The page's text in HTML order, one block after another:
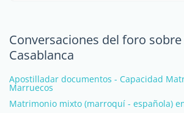
Conversaciones del foro
Casablanca
Apostilladar documentos - Capacidad
Marruecos
Matrimonio mixto (marroquí - española)